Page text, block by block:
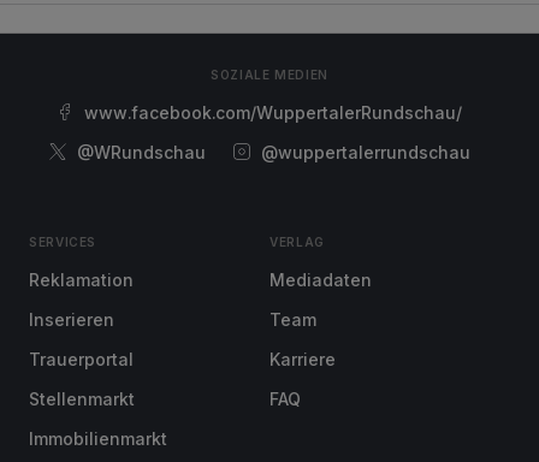
SOZIALE MEDIEN
www.facebook.com/WuppertalerRundschau/
@WRundschau
@wuppertalerrundschau
SERVICES
Reklamation
Inserieren
Trauerportal
Stellenmarkt
Immobilienmarkt
VERLAG
Mediadaten
Team
Karriere
FAQ